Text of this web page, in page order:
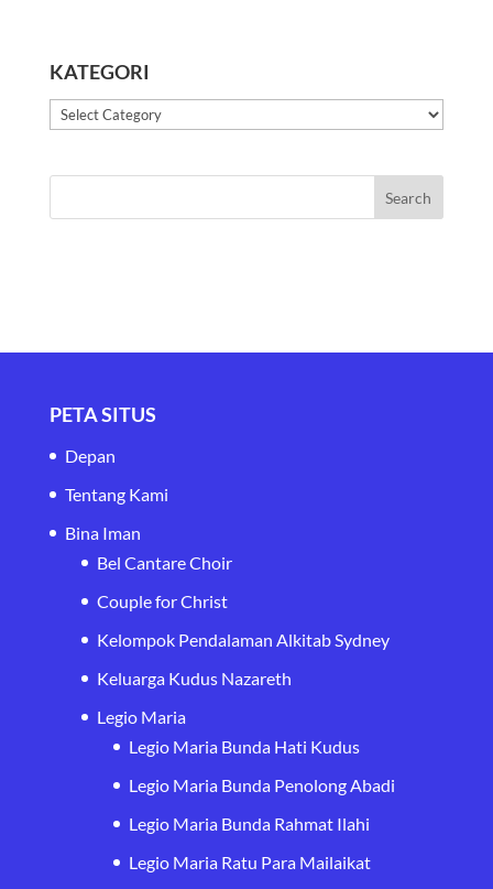
KATEGORI
Kategori
PETA SITUS
Depan
Tentang Kami
Bina Iman
Bel Cantare Choir
Couple for Christ
Kelompok Pendalaman Alkitab Sydney
Keluarga Kudus Nazareth
Legio Maria
Legio Maria Bunda Hati Kudus
Legio Maria Bunda Penolong Abadi
Legio Maria Bunda Rahmat Ilahi
Legio Maria Ratu Para Mailaikat